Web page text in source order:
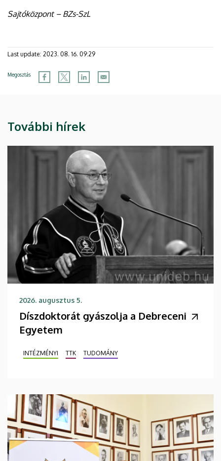
Sajtóközpont – BZs-SzL
Last update: 2023. 08. 16. 09:29
Megosztás
További hírek
2026. augusztus 5.
Díszdoktorát gyászolja a Debreceni
Egyetem
INTÉZMÉNYI TTK TUDOMÁNY